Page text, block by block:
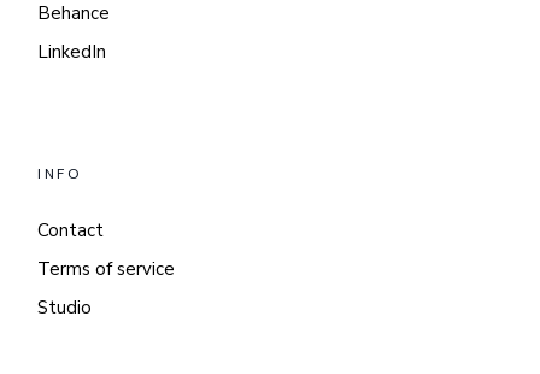
Behance
LinkedIn
INFO
Contact
Terms of service
Studio